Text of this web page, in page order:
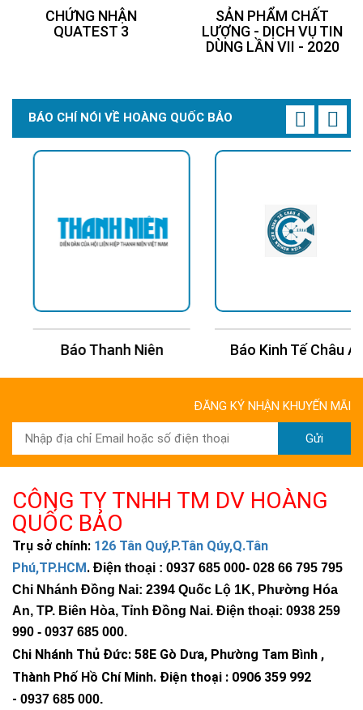
CHỨNG NHẬN
QUATEST 3
SẢN PHẨM CHẤT
LƯỢNG - DỊCH VỤ TIN
DÙNG LẦN VII - 2020
BÁO CHÍ NÓI VỀ HOÀNG QUỐC BẢO
Báo Thanh Niên Báo Kinh Tế Châu Á
ĐĂNG KÝ NHẬN KHUYẾN MÃI
Gửi
CÔNG TY TNHH TM DV HOÀNG
QUỐC BẢO
Trụ sở chính: 126 Tân Quý,P.Tân Qúy,Q.Tân
Phú,TP.HCM. Điện thoại : 0937 685 000- 028 66 795 795
Chi Nhánh Đồng Nai: 2394 Quốc Lộ 1K, Phường Hóa
An, TP. Biên Hòa, Tỉnh Đồng Nai. Điện thoại: 0938 259
990 - 0937 685 000.
Chi Nhánh Thủ Đức: 58E Gò Dưa, Phường Tam Bình ,
Thành Phố Hồ Chí Minh. Điện thoại : 0906 359 992
- 0937 685 000.